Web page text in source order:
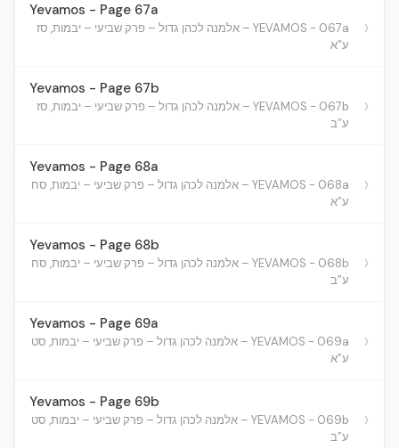
Yevamos - Page 67a
YEVAMOS - 067a – אלמנה לכהן גדול – פרק שביעי – יבמות, סז
ע”א
›
Yevamos - Page 67b
YEVAMOS - 067b – אלמנה לכהן גדול – פרק שביעי – יבמות, סז
ע”ב
›
Yevamos - Page 68a
YEVAMOS - 068a – אלמנה לכהן גדול – פרק שביעי – יבמות, סח
ע”א
›
Yevamos - Page 68b
YEVAMOS - 068b – אלמנה לכהן גדול – פרק שביעי – יבמות, סח
ע”ב
›
Yevamos - Page 69a
YEVAMOS - 069a – אלמנה לכהן גדול – פרק שביעי – יבמות, סט
ע”א
›
Yevamos - Page 69b
YEVAMOS - 069b – אלמנה לכהן גדול – פרק שביעי – יבמות, סט
ע”ב
›